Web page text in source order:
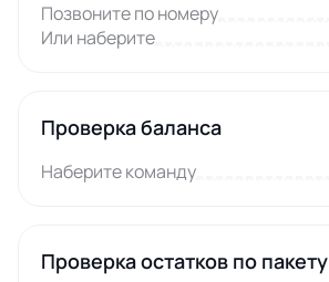
Позвоните по номеру
Или наберите
Проверка баланса
Наберите команду
Проверка остатков по пакету